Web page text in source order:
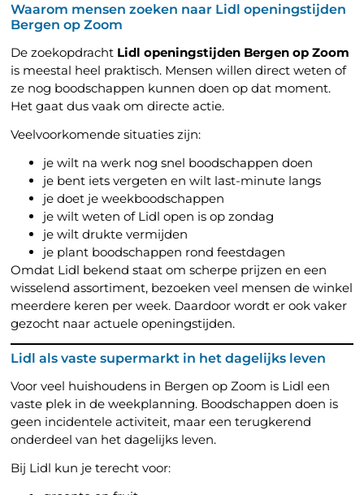
Waarom mensen zoeken naar Lidl openingstijden
Bergen op Zoom
De zoekopdracht Lidl openingstijden Bergen op Zoom
is meestal heel praktisch. Mensen willen direct weten of
ze nog boodschappen kunnen doen op dat moment.
Het gaat dus vaak om directe actie.
Veelvoorkomende situaties zijn:
je wilt na werk nog snel boodschappen doen
je bent iets vergeten en wilt last-minute langs
je doet je weekboodschappen
je wilt weten of Lidl open is op zondag
je wilt drukte vermijden
je plant boodschappen rond feestdagen
Omdat Lidl bekend staat om scherpe prijzen en een
wisselend assortiment, bezoeken veel mensen de winkel
meerdere keren per week. Daardoor wordt er ook vaker
gezocht naar actuele openingstijden.
Lidl als vaste supermarkt in het dagelijks leven
Voor veel huishoudens in Bergen op Zoom is Lidl een
vaste plek in de weekplanning. Boodschappen doen is
geen incidentele activiteit, maar een terugkerend
onderdeel van het dagelijks leven.
Bij Lidl kun je terecht voor: